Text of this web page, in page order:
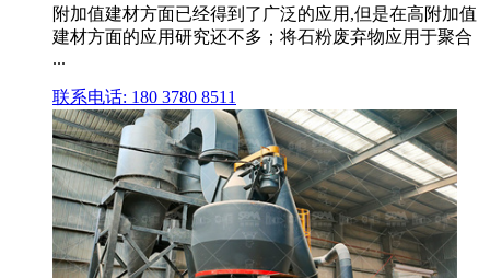
附加值建材方面已经得到了广泛的应用,但是在高附加值
建材方面的应用研究还不多；将石粉废弃物应用于聚合
...
联系电话: 180 3780 8511